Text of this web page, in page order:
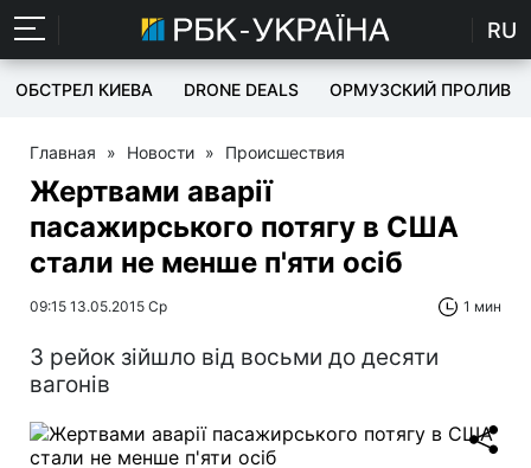
RU
ОБСТРЕЛ КИЕВА DRONE DEALS ОРМУЗСКИЙ ПРОЛИВ
Главная » Новости » Происшествия
Жертвами аварії
пасажирського потягу в США
стали не менше п'яти осіб
09:15 13.05.2015 Ср 1 мин
З рейок зійшло від восьми до десяти
вагонів